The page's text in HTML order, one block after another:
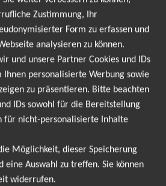
jedoch gerne direkt, sobald
Einfach hier für den Jamule
und keine Angebote und
erscheinenden Newsletter
mit einer Speicherung meiner E-
der Zustellung des Newsletters
einverstanden. Den
wieder abbestellen.
Zustimmung, Ihr
Form zu erfassen und
analysieren zu können.
und unsere Partner Cookies und IDs
personalisierte Werbung sowie
zu präsentieren. Bitte beachten
IDs sowohl für die Bereitstellung
für nicht-personalisierte Inhalte
Möglichkeit, dieser Speicherung
eine Auswahl zu treffen. Sie können
widerrufen.